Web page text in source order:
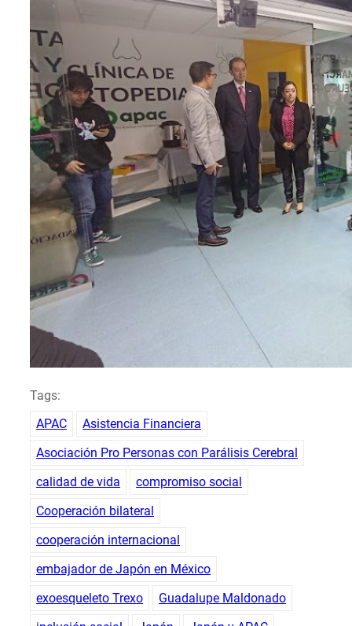
Tags:
APAC
Asistencia Financiera
Asociación Pro Personas con Parálisis Cerebral
calidad de vida
compromiso social
Cooperación bilateral
cooperación internacional
embajador de Japón en México
exoesqueleto Trexo
Guadalupe Maldonado